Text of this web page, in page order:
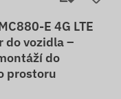
E 4G LTE
do vozidla –
do
prostoru